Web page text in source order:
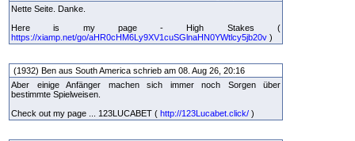
Nette Seite. Danke.
Here is my page - High Stakes (
https://xiamp.net/go/aHR0cHM6Ly9XV1cuSGlnaHN0YWtlcy5jb20v )
(1932) Ben aus South America schrieb am 08. Aug 26, 20:16
Aber einige Anfänger machen sich immer noch Sorgen über
bestimmte Spielweisen.
Check out my page ... 123LUCABET ( http://123Lucabet.click/ )